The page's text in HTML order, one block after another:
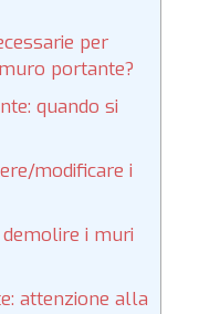
per
portante?
quando si
modificare i
i muri
attenzione alla